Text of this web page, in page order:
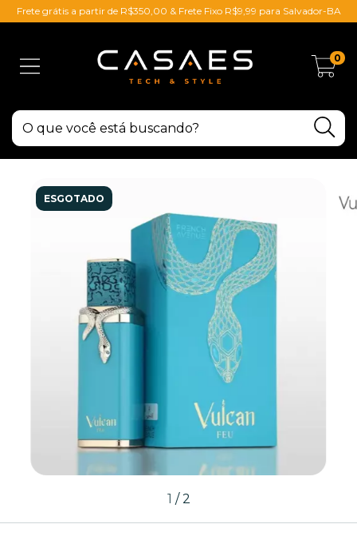
Frete grátis a partir de R$350,00 & Frete Fixo R$9,99 para Salvador-BA
0
ESGOTADO
1 /2